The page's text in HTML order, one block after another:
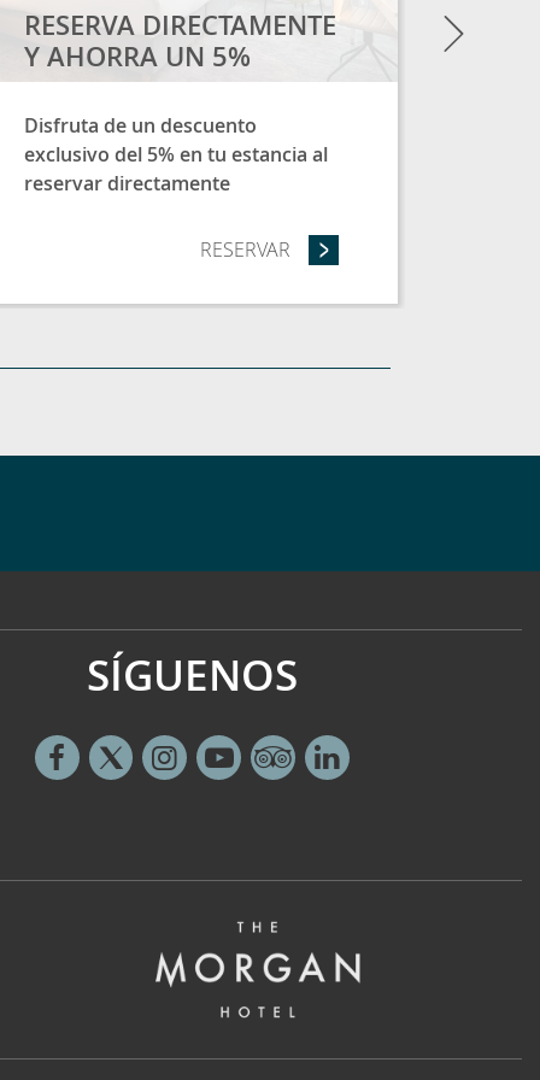
- ALOJAMIENTO Y DESAYUNO - AHORRA UN 15%
RESERVA DIRECTAMENTE
Y AHORRA UN 5%
Disfruta de un descuento
exclusivo del 5% en tu estancia al
reservar directamente
RESERVAR - RESERVA DIRECTAMENTE
SÍGUENOS
Facebook
TwitterInstagram
YoutubeTripadvisor
Linkedin